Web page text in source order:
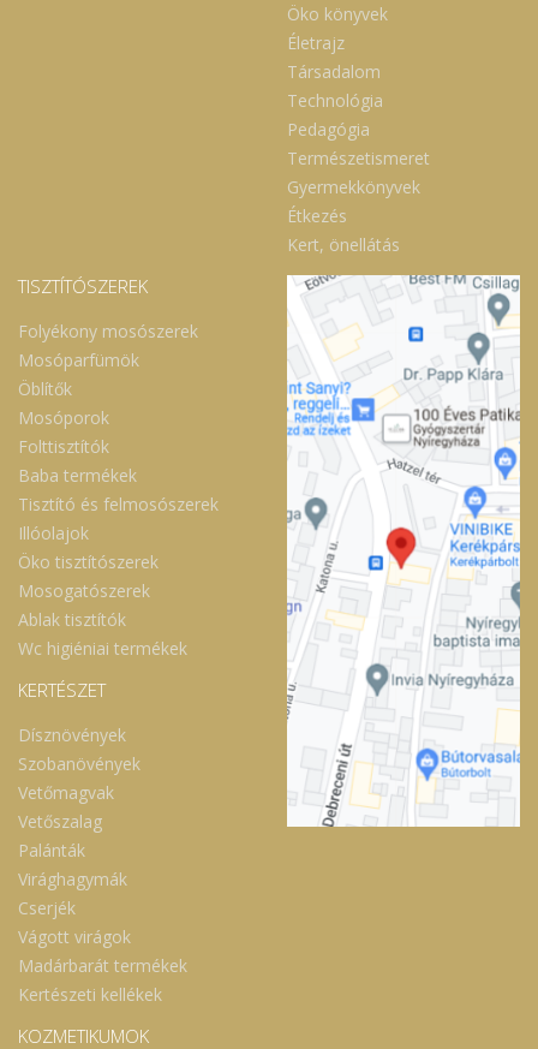
Öko könyvek
Életrajz
Társadalom
Technológia
Pedagógia
Természetismeret
Gyermekkönyvek
Étkezés
Kert, önellátás
TISZTÍTÓSZEREK
Folyékony mosószerek
Mosóparfümök
Öblítők
Mosóporok
Folttisztítók
Baba termékek
Tisztító és felmosószerek
Illóolajok
Öko tisztítószerek
Mosogatószerek
Ablak tisztítók
Wc higiéniai termékek
KERTÉSZET
Dísznövények
Szobanövények
Vetőmagvak
Vetőszalag
Palánták
Virághagymák
Cserjék
Vágott virágok
Madárbarát termékek
Kertészeti kellékek
KOZMETIKUMOK